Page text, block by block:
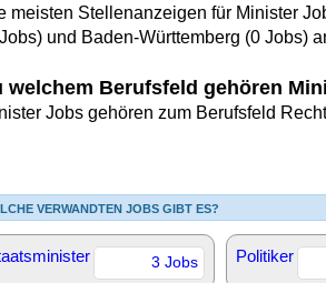
meisten Stellenanzeigen für Minister
und Baden-Württemberg (0 Jobs)
welchem Berufsfeld gehören
Jobs gehören zum Berufsfeld
VERWANDTEN JOBS GIBT ES?
3 Jobs Politiker